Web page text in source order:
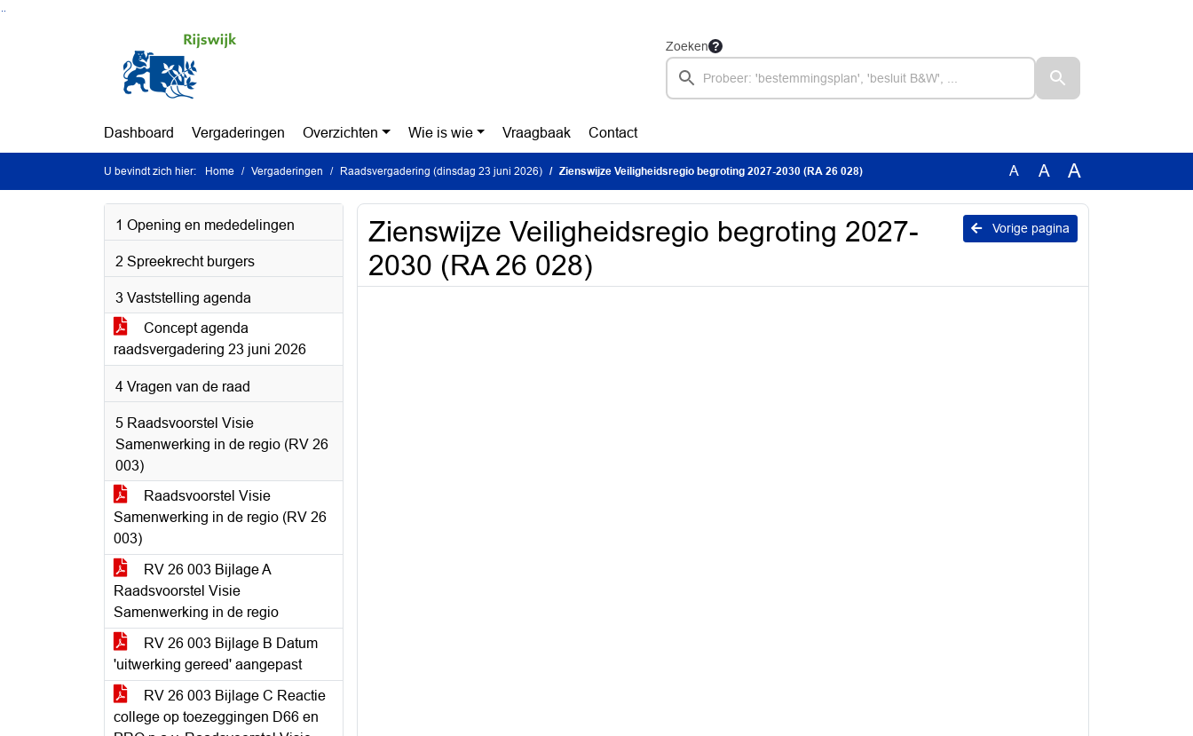
Zoeken
Dashboard Vergaderingen Overzichten Wie is wie Vraagbaak Contact
U bevindt zich hier: Home Vergaderingen Raadsvergadering (dinsdag 23 juni 2026) Zienswijze Veiligheidsregio begroting 2027-2030 (RA 26 028) A A A
1 Opening en mededelingen
2 Spreekrecht burgers
3 Vaststelling agenda
Concept agenda
raadsvergadering 23 juni 2026
4 Vragen van de raad
5 Raadsvoorstel Visie
Samenwerking in de regio (RV 26
003)
Raadsvoorstel Visie
Samenwerking in de regio (RV 26
003)
RV 26 003 Bijlage A
Raadsvoorstel Visie
Samenwerking in de regio
RV 26 003 Bijlage B Datum
'uitwerking gereed' aangepast
RV 26 003 Bijlage C Reactie
college op toezeggingen D66 en
Vorige pagina
Zienswijze Veiligheidsregio begroting 2027-
2030 (RA 26 028)